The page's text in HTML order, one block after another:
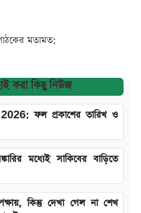
মতামত:
করা কিছু নিউজ
ফল প্রকাশের তারিখ ও
মধ্যেই সাকিবের বাড়িতে
কিন্তু দেখা গেল না শেখ